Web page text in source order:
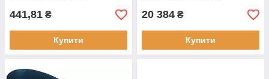
441,81 ₴
Купити
20 384 ₴
Купити